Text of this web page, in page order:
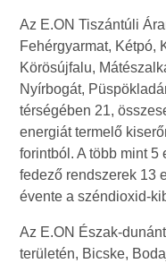
Az E.ON Tiszántúli
Fehérgyarmat, Kétpó,
Körösújfalu,
Nyírbogát,
térségében 21,
energiát termelő
forintból. A több mint 5
fedező rendszerek 13
évente a széndioxid-
Az E.ON Észak-
területén, Bicske,